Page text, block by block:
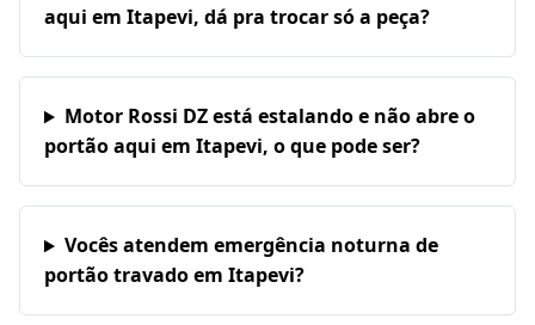
aqui em Itapevi, dá pra trocar só a peça?
Motor Rossi DZ está estalando e não abre o
portão aqui em Itapevi, o que pode ser?
Vocês atendem emergência noturna de
portão travado em Itapevi?